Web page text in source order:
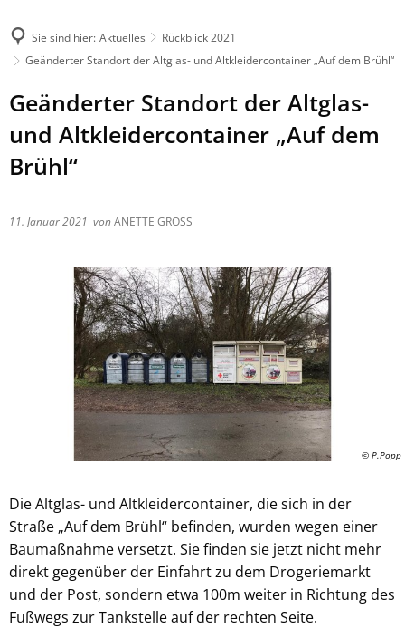
Sie sind hier: Aktuelles
Rückblick 2021
Geänderter Standort der Altglas- und Altkleidercontainer „Auf dem Brühl“
Geänderter Standort der Altglas-
und Altkleidercontainer „Auf dem
Brühl“
11. Januar 2021 vonANETTE GROSS
© P.Popp
Die Altglas- und Altkleidercontainer, die sich in der
Straße „Auf dem Brühl“ befinden, wurden wegen einer
Baumaßnahme versetzt. Sie finden sie jetzt nicht mehr
direkt gegenüber der Einfahrt zu dem Drogeriemarkt
und der Post, sondern etwa 100m weiter in Richtung des
Fußwegs zur Tankstelle auf der rechten Seite.